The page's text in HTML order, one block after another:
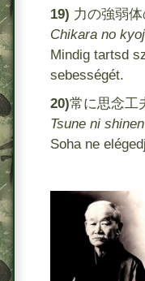
19) 力の強弱体
Chikara no
Mindig tartsd
sebességét.
20)常に思念工
Tsune ni
Soha ne